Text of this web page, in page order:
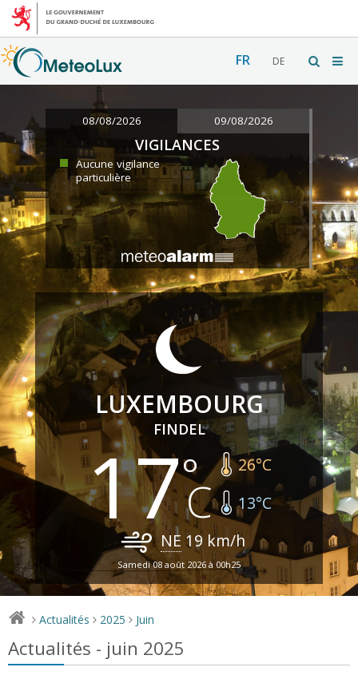
FR DE
08/08/2026 09/08/2026
VIGILANCES
Aucune vigilance
particulière
LUXEMBOURG
FINDEL
17 26°C
13°C
NE 19 km/h
Samedi 08 août 2026 à 00h25
> Actualités > 2025 > Juin
Actualités - juin 2025